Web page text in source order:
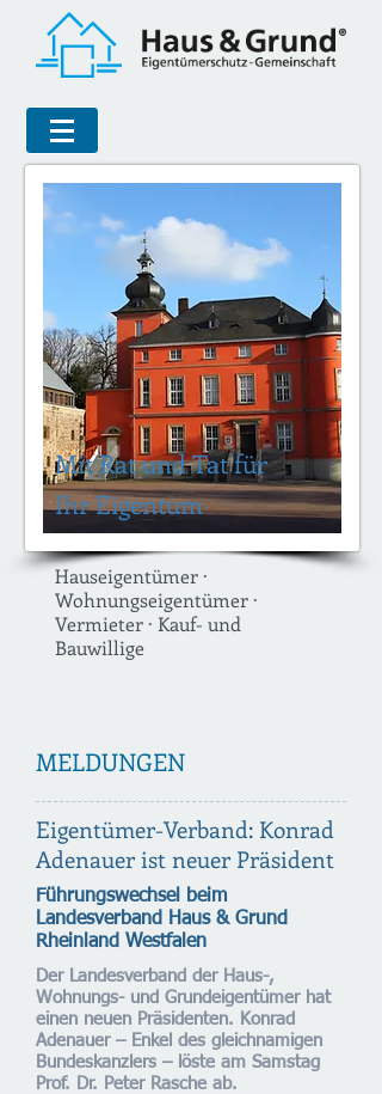
Mit Rat und Tat für
Ihr Eigentum
Hauseigentümer ·
Wohnungseigentümer ·
Vermieter · Kauf- und
Bauwillige
MELDUNGEN
Eigentümer-Verband: Konrad
Adenauer ist neuer Präsident
Führungswechsel beim
Landesverband Haus & Grund
Rheinland Westfalen
Der Landesverband der Haus-,
Wohnungs- und Grundeigentümer hat
einen neuen Präsidenten. Konrad
Adenauer – Enkel des gleichnamigen
Bundeskanzlers – löste am Samstag
Prof. Dr. Peter Rasche ab.